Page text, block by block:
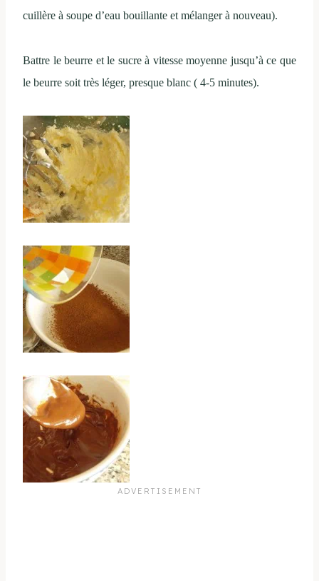
cuillère à soupe d’eau bouillante et mélanger à nouveau).
Battre le beurre et le sucre à vitesse moyenne jusqu’à ce que
le beurre soit très léger, presque blanc ( 4-5 minutes).